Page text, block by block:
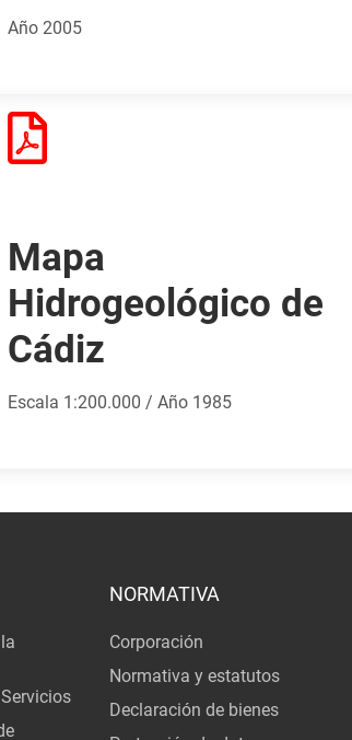
Año 2005
Mapa
Hidrogeológico de
Cádiz
Escala 1:200.000 / Año 1985
NORMATIVA
Corporación
Normativa y estatutos
Declaración de bienes